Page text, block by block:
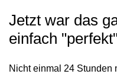
Jetzt war das
einfach
Nicht einmal 24 Stunden